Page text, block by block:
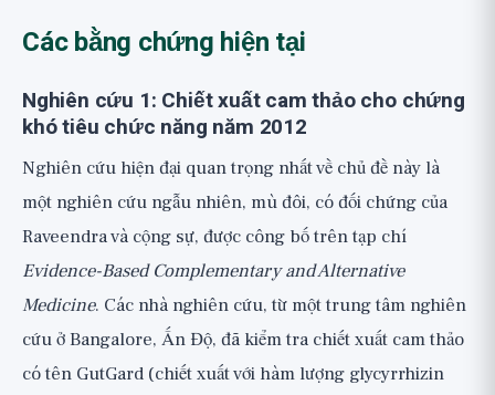
Các bằng chứng hiện tại
Nghiên cứu 1: Chiết xuất cam thảo cho chứng
khó tiêu chức năng năm 2012
Nghiên cứu hiện đại quan trọng nhất về chủ đề này là
một nghiên cứu ngẫu nhiên, mù đôi, có đối chứng của
Raveendra và cộng sự, được công bố trên tạp chí
Evidence-Based Complementary and Alternative
Medicine. Các nhà nghiên cứu, từ một trung tâm nghiên
cứu ở Bangalore, Ấn Độ, đã kiểm tra chiết xuất cam thảo
có tên GutGard (chiết xuất với hàm lượng glycyrrhizin